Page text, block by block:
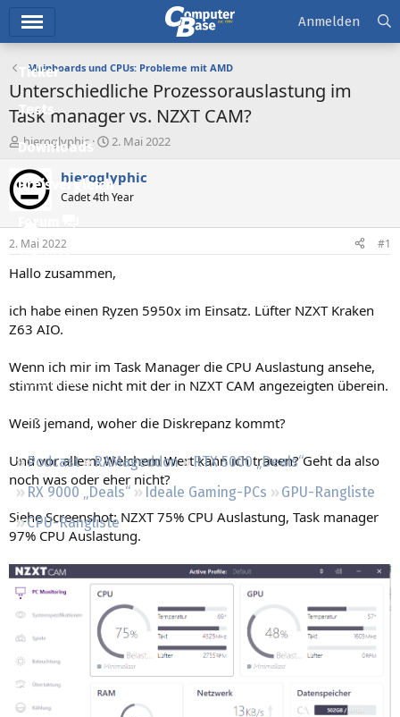
Ticker
Tests
Downloads
Preisvergleich
Forum
Aktuelles
Neue Beiträge
Leserartikel
Podcast RAMageddon
RTX 5000 „Deals“
RX 9000 „Deals“
Ideale Gaming-PCs
GPU-Rangliste
CPU-Rangliste
Anmelden
Mainboards und CPUs: Probleme mit AMD
Unterschiedliche Prozessorauslastung im
Task manager vs. NZXT CAM?
E
r
s
t
e
l
e
r
hieroglyphic
E
s
t
e
t
a
m
2. Mai 2022
hieroglyphic
Cadet 4th Year
2. Mai 2022 #1
Hallo zusammen,
ich habe einen Ryzen 5950x im Einsatz. Lüfter NZXT Kraken
Z63 AIO.
Wenn ich mir im Task Manager die CPU Auslastung ansehe,
stimmt diese nicht mit der in NZXT CAM angezeigten überein.
Weiß jemand, woher die Diskrepanz kommt?
Und vor allem: Welchem Wert kann ich trauen? Geht da also
noch was oder eher nicht?
Siehe Screenshot: NZXT 75% CPU Auslastung, Task manager
97% CPU Auslastung.